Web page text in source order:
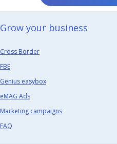
Grow your business​
Cross Border
FBE
Genius easybox
eMAG Ads
Marketing campaigns
FAQ